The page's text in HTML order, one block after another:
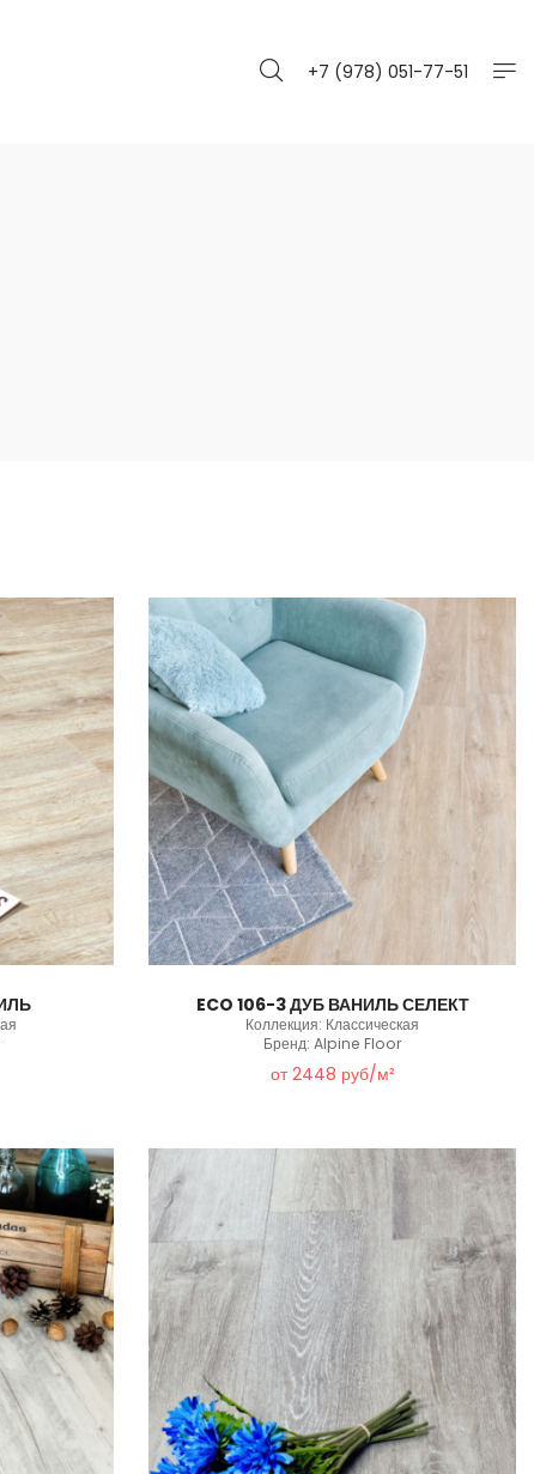
+7 (978) 051-77-51
ECO 106-3 ДУБ ВАНИЛЬ СЕЛЕКТ
Коллекция: Классическая
Бренд: Alpine Floor
от 2448 руб/м²